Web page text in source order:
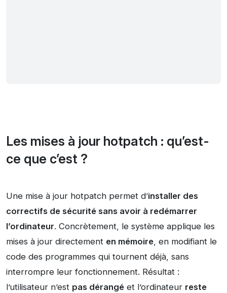
Les mises à jour hotpatch : qu’est-
ce que c’est ?
Une mise à jour hotpatch permet d’installer des
correctifs de sécurité sans avoir à redémarrer
l’ordinateur. Concrètement, le système applique les
mises à jour directement en mémoire, en modifiant le
code des programmes qui tournent déjà, sans
interrompre leur fonctionnement. Résultat :
l’utilisateur n’est pas dérangé et l’ordinateur reste